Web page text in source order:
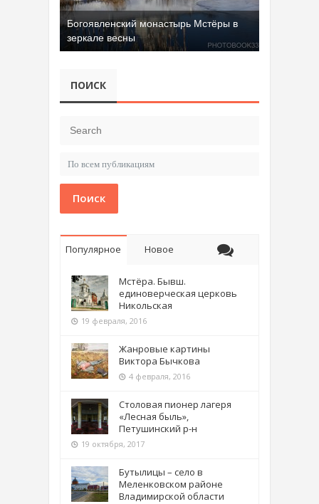
Добрятинский карьер (д. Алферово)
ПОИСК
Поиск
Популярное Новое
Мстёра. Бывш.
единоверческая церковь
Никольская
19 февраля, 2016
Жанровые картины
Виктора Бычкова
4 февраля, 2016
Столовая пионер лагеря
«Лесная быль»,
Петушинский р-н
19 октября, 2017
Бутылицы – село в
Меленковском районе
Владимирской области